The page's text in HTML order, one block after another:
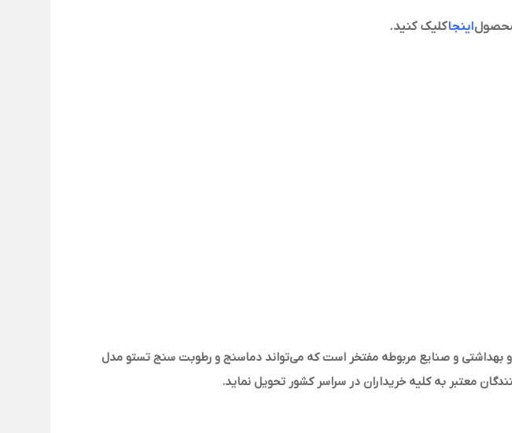
محصولاینجاکلیک کنید.
و بهداشتی و صنایع مربوطه مفتخر است که می‌تواند دماسنج و رطوبت سنج تستو مدل